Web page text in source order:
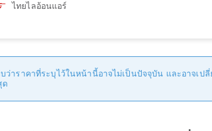
ไทยไลอ้อนแอร์
ว่าราคาที่ระบุไว้ในหน้านี้อาจไม่เป็นปัจจุบัน และอาจเป
ด